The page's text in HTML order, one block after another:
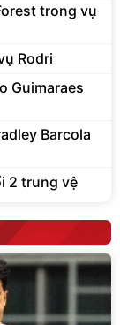
trong vụ
Rodri
Guimaraes
Barcola
2 trung vệ